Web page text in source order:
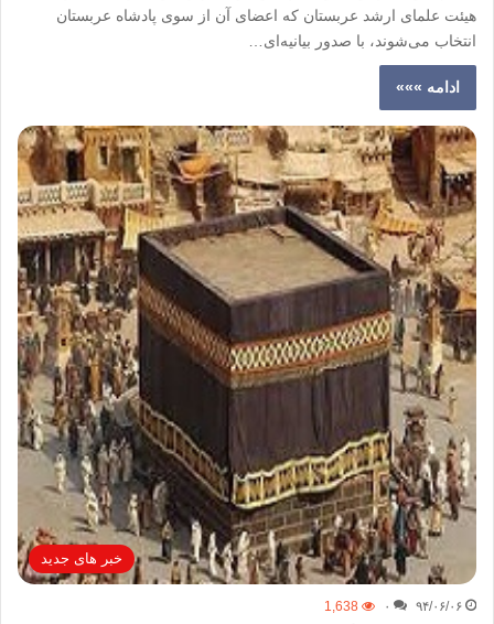
هیئت علمای ارشد عربستان که اعضای آن از سوی پادشاه عربستان
انتخاب می‌شوند، با صدور بیانیه‌ای…
ادامه »»»
خبر های جدید
۹۴/۰۶/۰۶ ۰ 1,638